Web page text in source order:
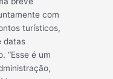
com
turísticos,
datas
“Esse é um